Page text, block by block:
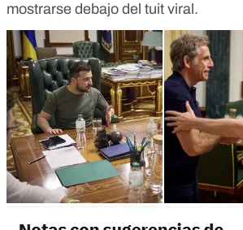
mostrarse debajo del tuit viral.